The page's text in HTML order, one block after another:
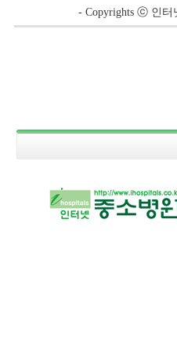
- Copyrights ⓒ 인터